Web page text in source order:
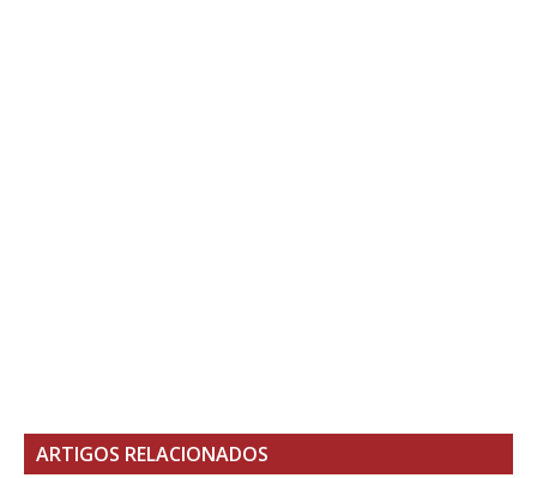
ARTIGOS RELACIONADOS